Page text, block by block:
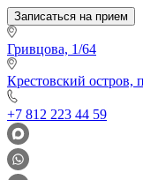
Записаться на прием
Гривцова, 1/64
Крестовский остров,
+7 812 223 44 59